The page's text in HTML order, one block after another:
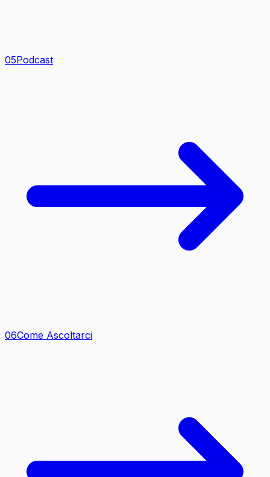
05Podcast
06Come Ascoltarci